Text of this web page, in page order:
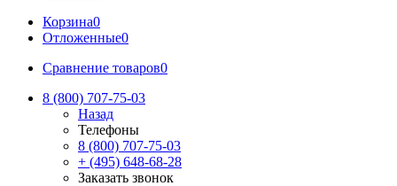
Корзина0
Отложенные0
Сравнение товаров0
8 (800) 707-75-03
Назад
Телефоны
8 (800) 707-75-03
+ (495) 648-68-28
Заказать звонок